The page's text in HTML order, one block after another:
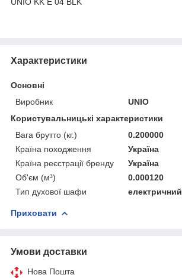
Характеристики
Основні
Виробник
UNIO
Користувальницькі характеристики
Вага брутто (кг.)
0.200000
Країна походження
Україна
Країна реєстрації бренду
Україна
Об'єм (м³)
0.000120
Тип духової шафи
електричний
Приховати
Умови доставки
Нова Пошта